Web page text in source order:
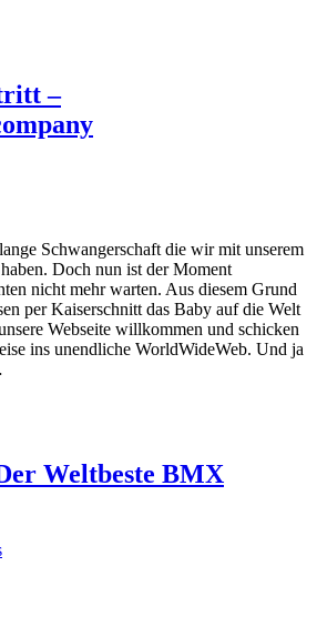
–
Schwangerschaft die wir mit unserem
Doch nun ist der Moment
nicht mehr warten. Aus diesem Grund
per Kaiserschnitt das Baby auf die Welt
Webseite willkommen und schicken
ins unendliche WorldWideWeb. Und ja
Weltbeste BMX